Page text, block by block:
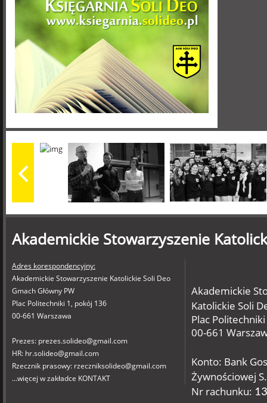
Akademickie Stowarzyszenie
Adres korespondencyjny:
Akademickie Stowarzyszenie Katolickie Soli Deo
Gmach Główny PW
Plac Politechniki 1, pokój 136
00-661 Warszawa
Prezes: prezes.solideo@gmail.com
HR: hr.solideo@gmail.com
Rzecznik prasowy: rzeczniksolideo@gmail.com
...więcej w zakładce KONTAKT
Akademickie
Katolickie Soli
Plac
00-661
Konto: Bank
Żywnościowej
Nr rachunku: